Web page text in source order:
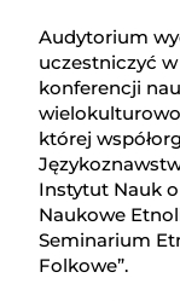
Audytorium
uczestniczyć
konferencji
której
Instytut Nauk o
Naukowe
Seminarium
Folkowe”.